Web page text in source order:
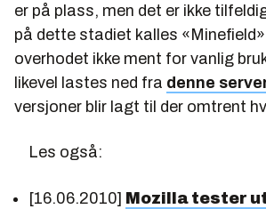
er på plass, men det er ikke
på dette stadiet kalles
overhodet ikke ment for vanlig
likevel lastes ned fra denne
versjoner blir lagt til der omtrent
Les også:
[16.06.2010] Mozilla tester